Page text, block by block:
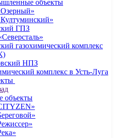
объекты
ГПЗ
газохимический комплекс
НПЗ
комплекс в Усть-Луга
объекты